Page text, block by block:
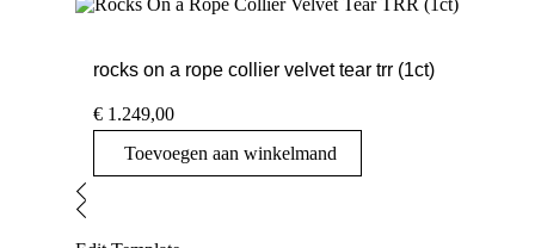
rocks on a rope collier velvet tear trr (1ct)
€ 1.249,00
Toevoegen aan winkelmand